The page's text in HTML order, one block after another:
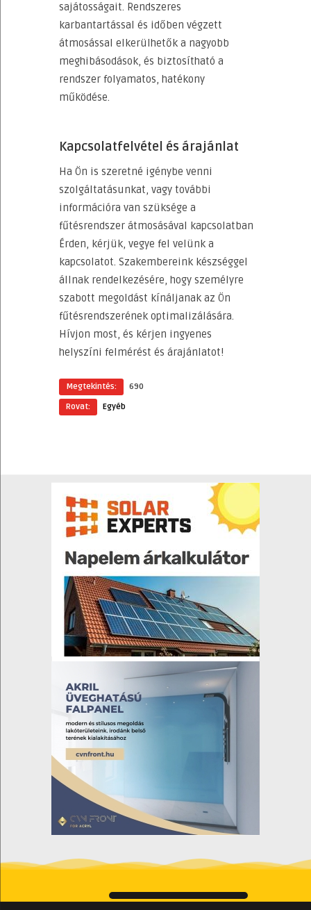
sajátosságait. Rendszeres
karbantartással és időben végzett
átmosással elkerülhetők a nagyobb
meghibásodások, és biztosítható a
rendszer folyamatos, hatékony
működése.
Kapcsolatfelvétel és árajánlat
Ha Ön is szeretné igénybe venni
szolgáltatásunkat, vagy további
információra van szüksége a
fűtésrendszer átmosásával kapcsolatban
Érden, kérjük, vegye fel velünk a
kapcsolatot. Szakembereink készséggel
állnak rendelkezésére, hogy személyre
szabott megoldást kínáljanak az Ön
fűtésrendszerének optimalizálására.
Hívjon most, és kérjen ingyenes
helyszíni felmérést és árajánlatot!
Megtekintés:
690
Rovat:
Egyéb